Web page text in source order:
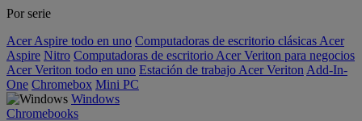
Por serie
Acer Aspire todo en uno Computadoras de escritorio clásicas Acer
Aspire Nitro Computadoras de escritorio Acer Veriton para negocios
Acer Veriton todo en uno Estación de trabajo Acer Veriton Add-In-
One Chromebox Mini PC
Windows
Chromebooks